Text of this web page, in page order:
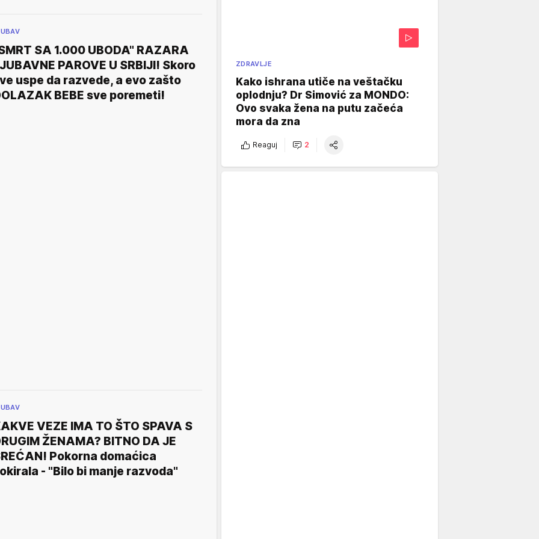
SA 1.000 UBODA" RAZARA
PAROVE U SRBIJI! Skoro
uspe da razvede, a evo zašto
BEBE sve poremeti!
VEZE IMA TO ŠTO SPAVA S
ŽENAMA? BITNO DA JE
Pokorna domaćica
- "Bilo bi manje razvoda"
ZDRAVLJE
Kako ishrana utiče na veštačku
oplodnju? Dr Simović za MONDO:
Ovo svaka žena na putu začeća
mora da zna
Reaguj 2